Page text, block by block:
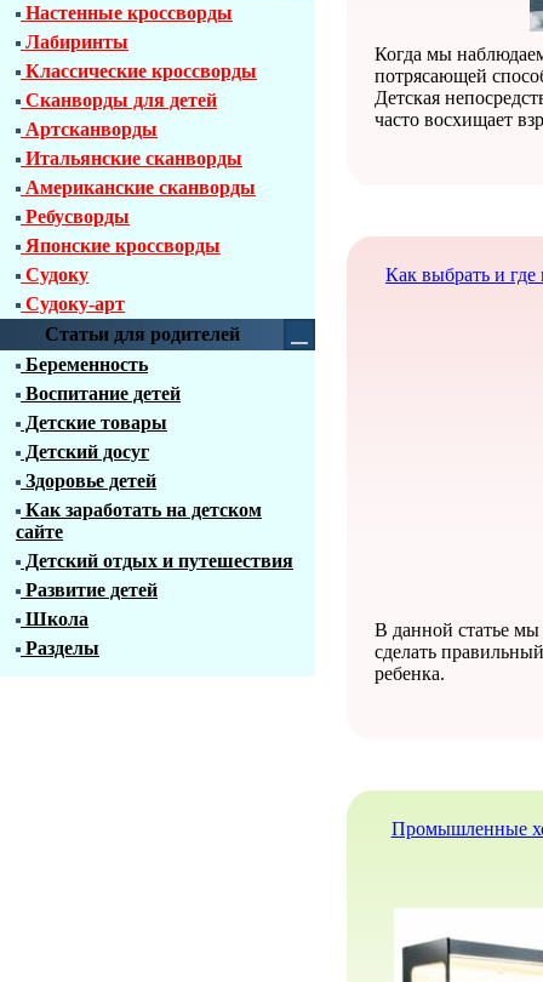
Настенные кроссворды
Лабиринты
Классические кроссворды
Сканворды для детей
Артсканворды
Итальянские сканворды
Американские сканворды
Ребусворды
Японские кроссворды
Судоку
Судоку-арт
Статьи для родителей
Беременность
Воспитание детей
Детские товары
Детский досуг
Здоровье детей
Как заработать на детском
сайте
Детский отдых и путешествия
Развитие детей
Школа
Разделы
Когда мы
потрясающей
Детская
часто восхищает
Как выбрать и где
В данной статье
сделать
ребенка.
Промышленные